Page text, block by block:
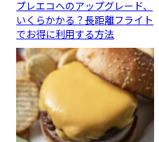
プレエコへのアップグレード、
いくらかかる？長距離フライト
でお得に利用する方法